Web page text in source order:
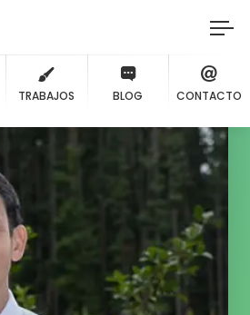
TRABAJOS BLOG CONTACTO